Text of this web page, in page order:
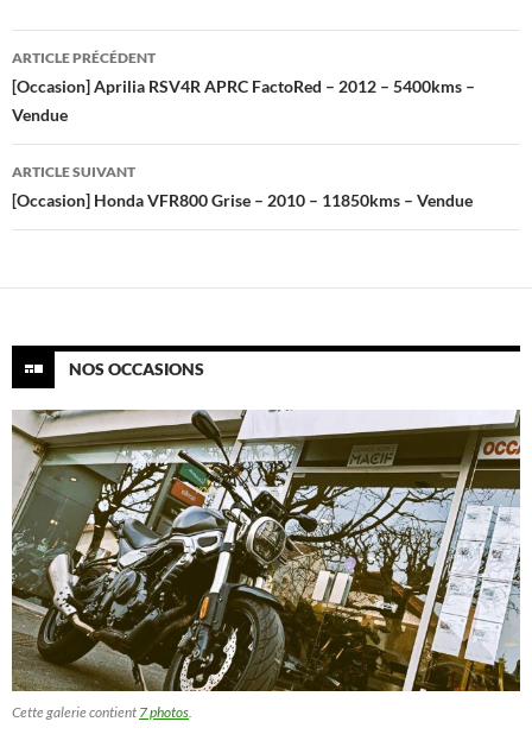
Navigation
des
articles
ARTICLE PRÉCÉDENT
[Occasion] Aprilia RSV4R APRC FactoRed – 2012 – 5400kms –
Vendue
ARTICLE SUIVANT
[Occasion] Honda VFR800 Grise – 2010 – 11850kms – Vendue
NOS OCCASIONS
Cette galerie contient 7 photos